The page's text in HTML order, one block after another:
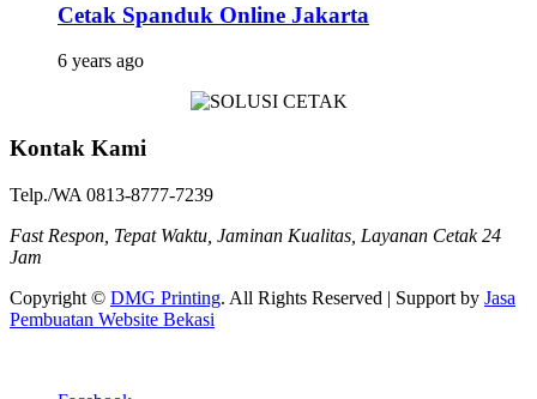
Cetak Spanduk Online Jakarta
6 years ago
Kontak Kami
Telp./WA 0813-8777-7239
Fast Respon, Tepat Waktu, Jaminan Kualitas, Layanan Cetak 24
Jam
Copyright © DMG Printing. All Rights Reserved | Support by Jasa
Pembuatan Website Bekasi